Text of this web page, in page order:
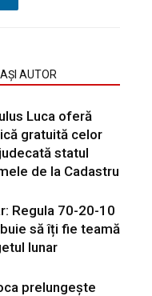
AUTOR
Luca oferă
gratuită celor
statul
de la Cadastru
Regula 70-20-10
să îți fie teamă
lunar
prelungește